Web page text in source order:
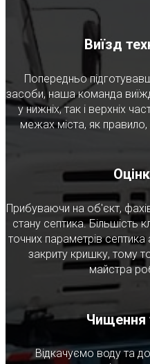
Виїзд
Попередньо
засоби, наша команда
у нижніх, так і верхніх
межах міста, як
Прибуваючи на об'єкт,
стану септика. Більшість
точних параметрів
закриту кришку, тому
майстра
Чищення
Відкачуємо воду та